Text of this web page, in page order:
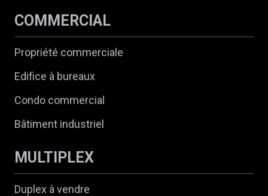
COMMERCIAL
Propriété commerciale
Edifice à bureaux
Condo commercial
Bâtiment industriel
MULTIPLEX
Duplex à vendre